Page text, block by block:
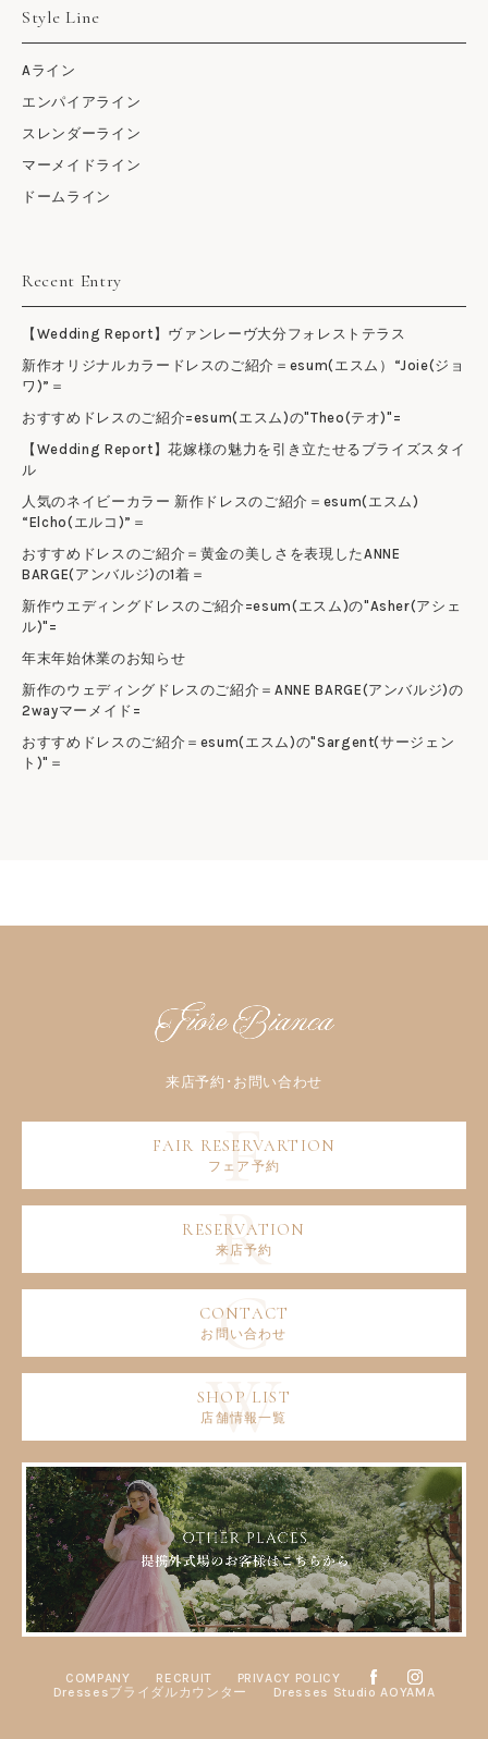
Style Line
Aライン
エンパイアライン
スレンダーライン
マーメイドライン
ドームライン
Recent Entry
【Wedding Report】ヴァンレーヴ大分フォレストテラス
新作オリジナルカラードレスのご紹介＝esum(エスム）“Joie(ジョ
ワ)”＝
おすすめドレスのご紹介=esum(エスム)の"Theo(テオ)"=
【Wedding Report】花嫁様の魅力を引き立たせるブライズスタイ
ル
人気のネイビーカラー 新作ドレスのご紹介＝esum(エスム)
“Elcho(エルコ)”＝
おすすめドレスのご紹介＝黄金の美しさを表現したANNE
BARGE(アンバルジ)の1着＝
新作ウエディングドレスのご紹介=esum(エスム)の"Asher(アシェ
ル)"=
年末年始休業のお知らせ
新作のウェディングドレスのご紹介＝ANNE BARGE(アンバルジ)の
2wayマーメイド=
おすすめドレスのご紹介＝esum(エスム)の"Sargent(サージェン
ト)"＝
フェア予約
来店予約
お問い合わせ
店舗情報一覧
COMPANY RECRUIT
PRIVACY POLICY
Dressesブライダルカウンター
Dresses Studio AOYAMA